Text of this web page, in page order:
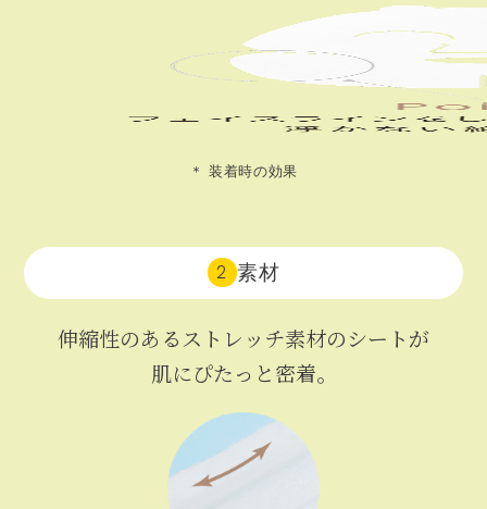
＊ 装着時の効果
2 素材
伸縮性のあるストレッチ素材のシートが
肌にぴたっと密着。